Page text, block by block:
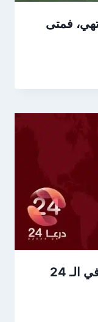
فمتى
آخر الأخبار في محافظة درعا في الـ 24